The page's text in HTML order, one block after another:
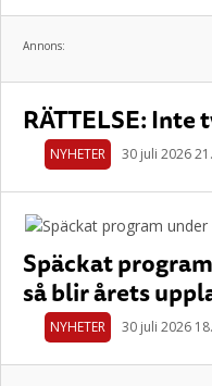
Annons:
RÄTTELSE: Inte
NYHETER 30 juli 2026
Späckat
så blir årets
NYHETER 30 juli 2026